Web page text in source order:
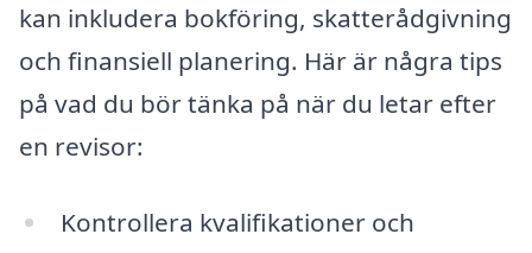
kan inkludera bokföring, skatterådgivning
och finansiell planering. Här är några tips
på vad du bör tänka på när du letar efter
en revisor:
Kontrollera kvalifikationer och